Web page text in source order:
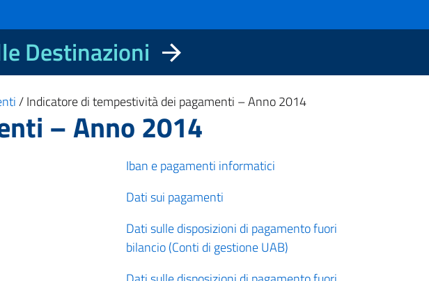
Destinazioni
/Indicatore di tempestività dei pagamenti – Anno 2014
– Anno 2014
Iban e pagamenti informatici
Dati sui pagamenti
Dati sulle disposizioni di pagamento fuori
bilancio (Conti di gestione UAB)